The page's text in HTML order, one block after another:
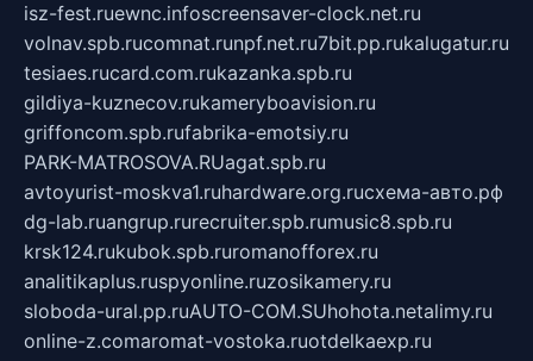
isz-fest.ruewnc.infoscreensaver-clock.net.ru
volnav.spb.rucomnat.runpf.net.ru7bit.pp.rukalugatur.ru
tesiaes.rucard.com.rukazanka.spb.ru
gildiya-kuznecov.rukameryboavision.ru
griffoncom.spb.rufabrika-emotsiy.ru
PARK-MATROSOVA.RUagat.spb.ru
avtoyurist-moskva1.ruhardware.org.ruсхема-авто.рф
dg-lab.ruangrup.rurecruiter.spb.rumusic8.spb.ru
krsk124.rukubok.spb.ruromanofforex.ru
analitikaplus.ruspyonline.ruzosikamery.ru
sloboda-ural.pp.ruAUTO-COM.SUhohota.netalimy.ru
online-z.comaromat-vostoka.ruotdelkaexp.ru